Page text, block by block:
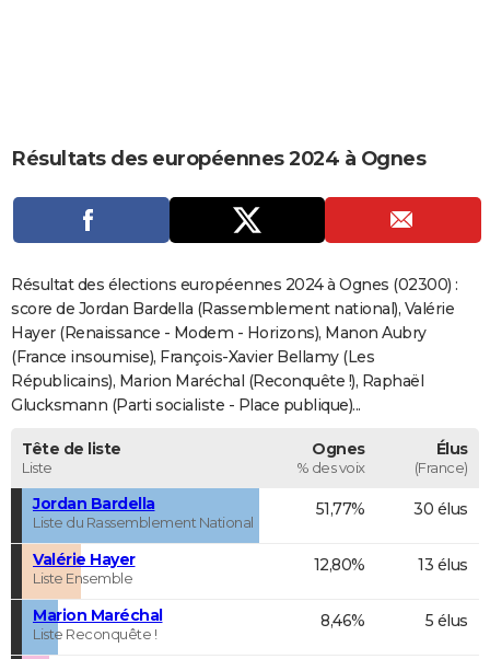
CARTE DE VOEUX
Carte de Noël
Carte Bonne année
Carte Saint-Valentin
Carte Pâques
Carte d'anniversaire
DICTIONNAIRE
Dictionnaire
Biographies
Citations
Expressions
Proverbes
PROGRAMME TV
COPAINS D'AVANT
S'inscrire
Se connecter
Lycées
Collèges
Primaires
Universités
Entreprises
Service militaire
Avis de recherche
AVIS DE DÉCÈS
FORUM
Résultats des européennes 2024 à Ognes
Résultat des élections européennes 2024 à Ognes (02300) :
score de Jordan Bardella (Rassemblement national), Valérie
Hayer (Renaissance - Modem - Horizons), Manon Aubry
(France insoumise), François-Xavier Bellamy (Les
Républicains), Marion Maréchal (Reconquête !), Raphaël
Glucksmann (Parti socialiste - Place publique)...
Tête de liste
Liste
Ognes
% des voix
Élus
(France)
Jordan Bardella
Liste du Rassemblement National
51,77% 30 élus
Valérie Hayer
Liste Ensemble
12,80% 13 élus
Marion Maréchal
Liste Reconquête !
8,46% 5 élus